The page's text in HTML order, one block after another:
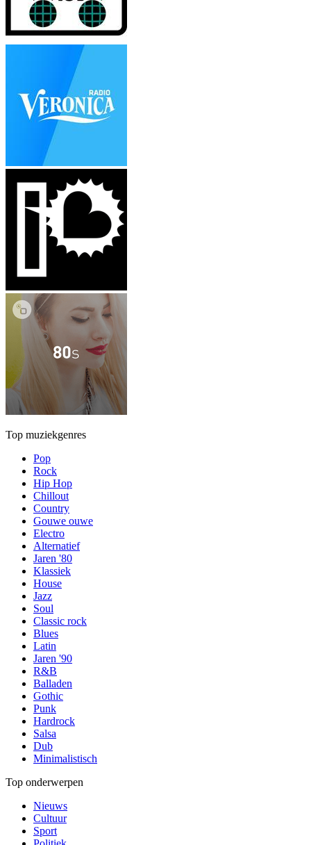
Top muziekgenres
Pop
Rock
Hip Hop
Chillout
Country
Gouwe ouwe
Electro
Alternatief
Jaren '80
Klassiek
House
Jazz
Soul
Classic rock
Blues
Latin
Jaren '90
R&B
Balladen
Gothic
Punk
Hardrock
Salsa
Dub
Minimalistisch
Top onderwerpen
Nieuws
Cultuur
Sport